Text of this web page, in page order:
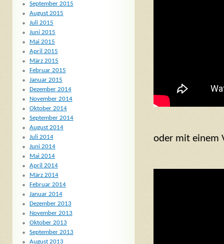
oder mit einem
September 2015
August 2015
Juli 2015
Juni 2015
Mai 2015
April 2015
März 2015
Februar 2015
Januar 2015
Dezember 2014
November 2014
Oktober 2014
September 2014
August 2014
Juli 2014
Juni 2014
Mai 2014
April 2014
März 2014
Februar 2014
Januar 2014
Dezember 2013
November 2013
Oktober 2013
September 2013
August 2013